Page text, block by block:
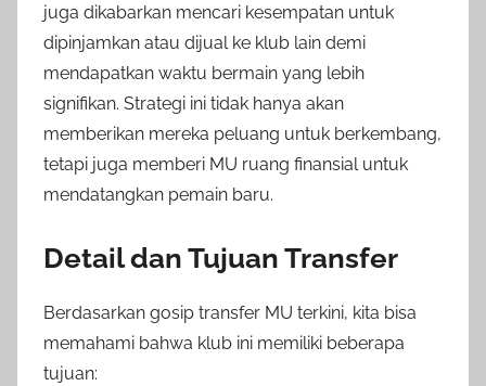
juga dikabarkan mencari kesempatan untuk
dipinjamkan atau dijual ke klub lain demi
mendapatkan waktu bermain yang lebih
signifikan. Strategi ini tidak hanya akan
memberikan mereka peluang untuk berkembang,
tetapi juga memberi MU ruang finansial untuk
mendatangkan pemain baru.
Detail dan Tujuan Transfer
Berdasarkan gosip transfer MU terkini, kita bisa
memahami bahwa klub ini memiliki beberapa
tujuan: